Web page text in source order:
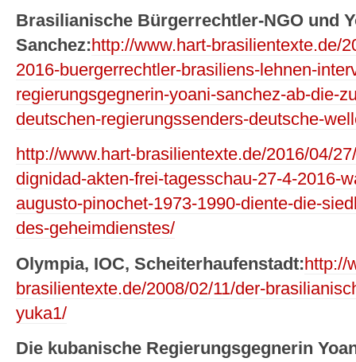
Brasilianische Bürgerrechtler-NGO und
Sanchez:http://www.hart-brasilientexte.de/
2016-buergerrechtler-brasiliens-lehnen-
regierungsgegnerin-yoani-sanchez-ab-die-
deutschen-regierungssenders-deutsche-
http://www.hart-brasilientexte.de/2016/04/
dignidad-akten-frei-tagesschau-27-4-2016-
augusto-pinochet-1973-1990-diente-die-
des-geheimdienstes/
Olympia, IOC, Scheiterhaufenstadt:http://
brasilientexte.de/2008/02/11/der-
yuka1/
Die kubanische Regierungsgegnerin